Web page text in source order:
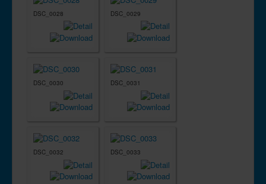
DSC_0028 DSC_0029
DSC_0030 DSC_0031
DSC_0032 DSC_0033